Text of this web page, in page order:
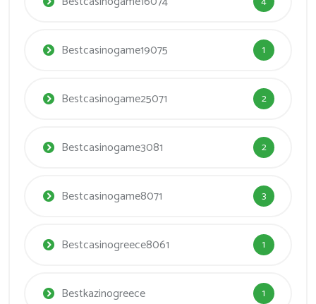
Bestcasinogame19075 1
Bestcasinogame25071 2
Bestcasinogame3081 2
Bestcasinogame8071 3
Bestcasinogreece8061 1
Bestkazinogreece 1